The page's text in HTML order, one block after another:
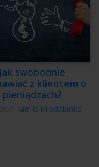
Jak swobodnie
z klientem o
pieniądzach?
Kamila Młodzianko